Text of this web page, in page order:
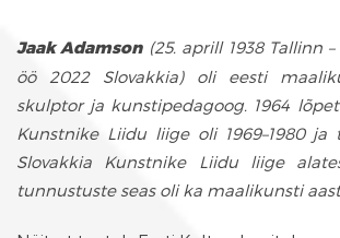
Jaak Adamson(25. aprill 1938 Tallinn
öö 2022 Slovakkia) oli eesti
skulptor ja kunstipedagoog. 1964
Kunstnike Liidu liige oli 1969–1980 ja
Slovakkia Kunstnike Liidu liige
tunnustuste seas oli ka maalikunsti